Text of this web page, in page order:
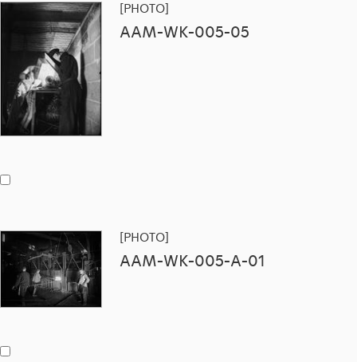
[PHOTO]
AAM-WK-005-05
[PHOTO]
AAM-WK-005-A-01